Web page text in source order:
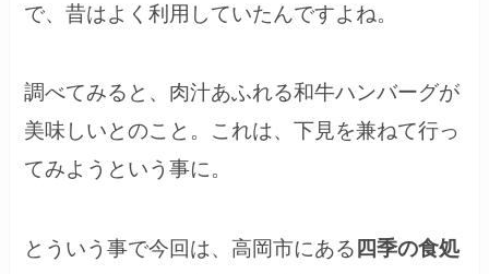
で、昔はよく利用していたんですよね。
調べてみると、肉汁あふれる和牛ハンバーグが
美味しいとのこと。これは、下見を兼ねて行っ
てみようという事に。
とういう事で今回は、高岡市にある 四季の食処